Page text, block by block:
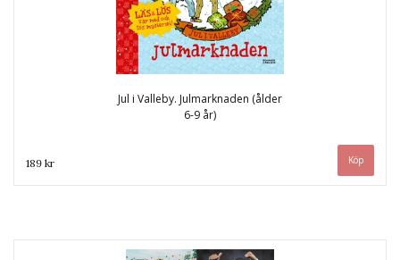
Jul i Valleby. Julmarknaden (ålder
6-9 år)
189 kr